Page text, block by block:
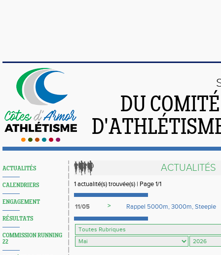
DU
ACTUALITÉS
CALENDRIERS
ENGAGEMENT
RÉSULTATS
COMMISSION RUNNING
22
ACTUALITÉS
1 actualité(s) trouvée(s) | Page 1/1
11/05 > Rappel 5000m, 3000m, Steeple